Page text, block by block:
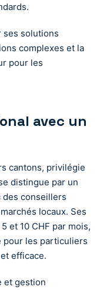
ses solutions
complexes et la
pour les
avec un
cantons, privilégie
distingue par un
des conseillers
locaux. Ses
et 10 CHF par mois,
pour les particuliers
efficace.
et gestion